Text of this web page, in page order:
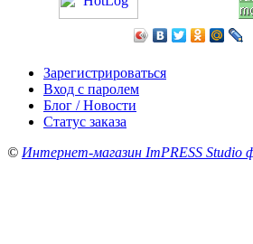
Зарегистрироваться
Вход с паролем
Блог / Новости
Статус заказа
© Интернет-магазин ImPRESS Studio